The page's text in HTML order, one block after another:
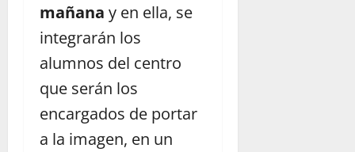
mañana y en ella, se
integrarán los
alumnos del centro
que serán los
encargados de portar
a la imagen, en un